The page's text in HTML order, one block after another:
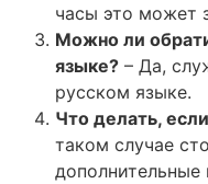
часы это может
Можно ли
языке? – Да,
русском языке.
Что делать,
таком случае